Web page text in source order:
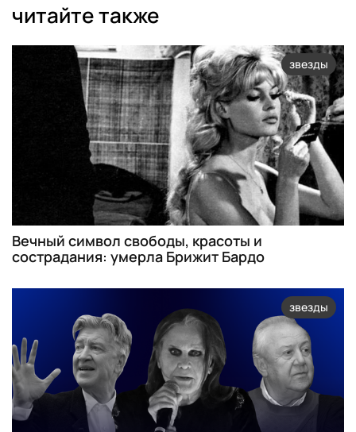
читайте также
звезды
Вечный символ свободы, красоты и
сострадания: умерла Брижит Бардо
звезды